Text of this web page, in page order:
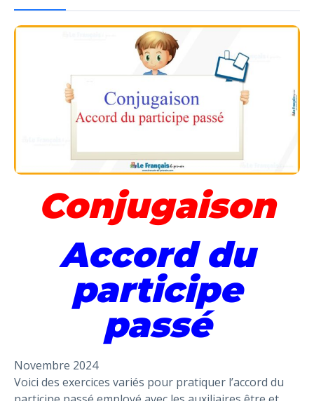
Conjugaison
Accord du
participe
passé
Novembre 2024
Voici des exercices variés pour pratiquer l’accord du